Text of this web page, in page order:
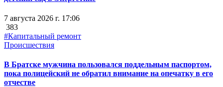
7 августа 2026 г. 17:06
383
#Капитальный ремонт
Происшествия
В Братске мужчина пользовался поддельным паспортом,
пока полицейский не обратил внимание на опечатку в его
отчестве